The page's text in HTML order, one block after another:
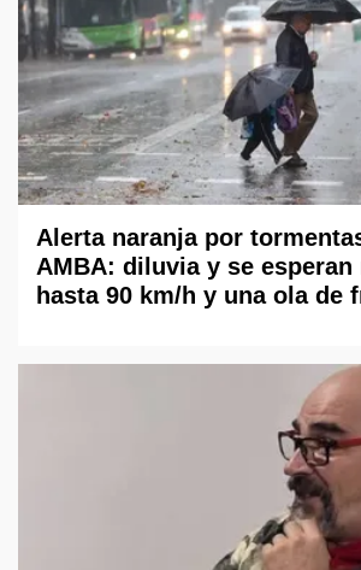
Alerta naranja por
AMBA: diluvia y se esperan
hasta 90 km/h y una ola de